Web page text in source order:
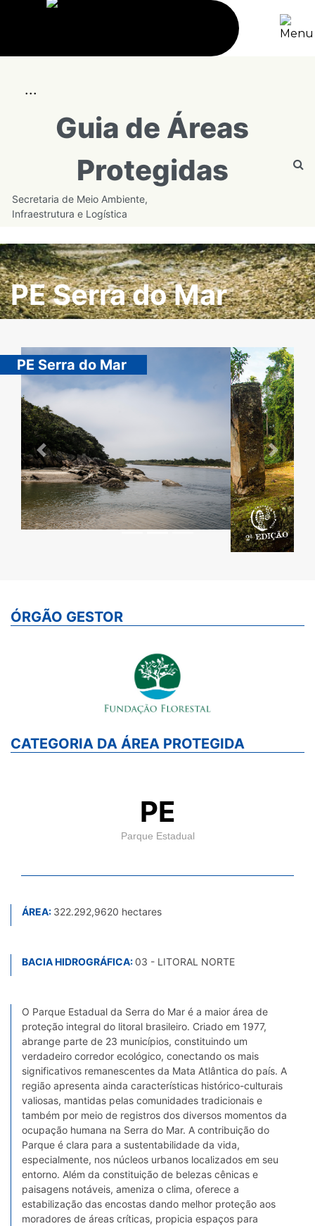
...
Guia de Áreas
Protegidas
Secretaria de Meio Ambiente,
Infraestrutura e Logística
PE Serra do Mar
PE Serra do Mar
Previous Next
ÓRGÃO GESTOR
CATEGORIA DA ÁREA PROTEGIDA
PE
Parque Estadual
ÁREA: 322.292,9620 hectares
BACIA HIDROGRÁFICA:03 - LITORAL NORTE
O Parque Estadual da Serra do Mar é a maior área de
proteção integral do litoral brasileiro. Criado em 1977,
abrange parte de 23 municípios, constituindo um
verdadeiro corredor ecológico, conectando os mais
significativos remanescentes da Mata Atlântica do país. A
região apresenta ainda características histórico-culturais
valiosas, mantidas pelas comunidades tradicionais e
também por meio de registros dos diversos momentos da
ocupação humana na Serra do Mar. A contribuição do
Parque é clara para a sustentabilidade da vida,
especialmente, nos núcleos urbanos localizados em seu
entorno. Além da constituição de belezas cênicas e
paisagens notáveis, ameniza o clima, oferece a
estabilização das encostas dando melhor proteção aos
moradores de áreas críticas, propicia espaços para